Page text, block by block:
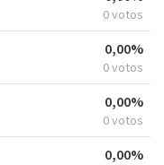
0 votos
0,00%
0 votos
0,00%
0 votos
0,00%